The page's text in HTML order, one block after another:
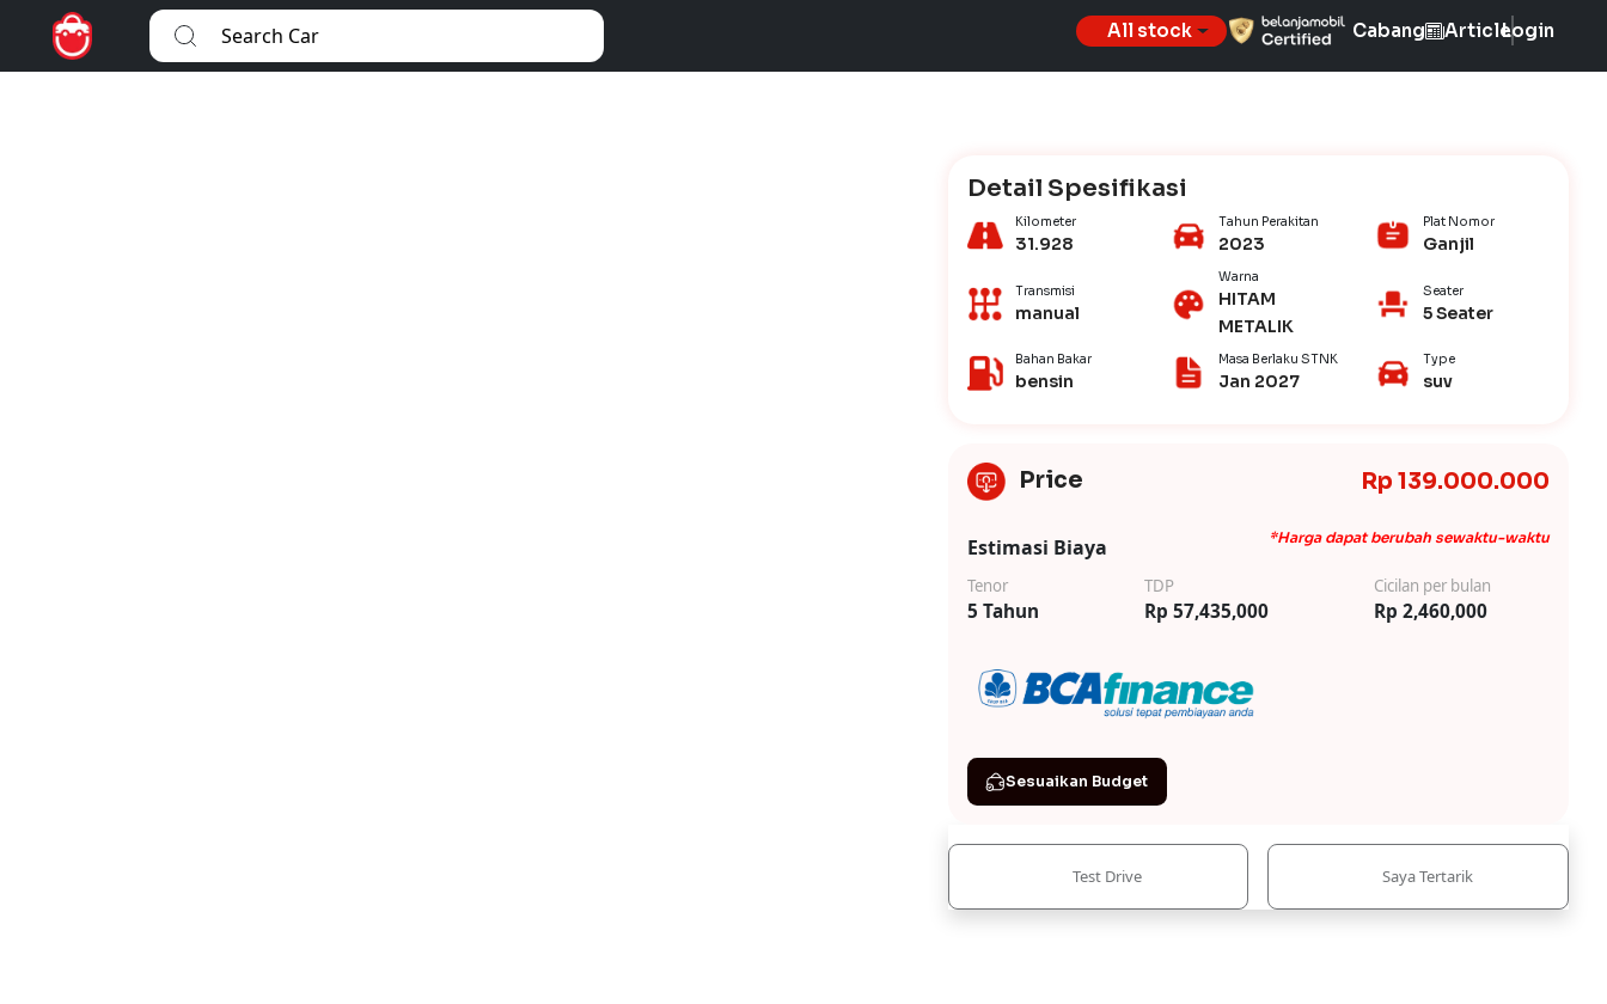
All stock Cabang ArticleLogin
Detail Spesifikasi
Kilometer
31.928
Tahun Perakitan
2023
Plat Nomor
Ganjil
Transmisi
manual
Warna
HITAM
METALIK
Seater
5 Seater
Bahan Bakar
bensin
Masa Berlaku STNK
Jan 2027
Type
suv
Price Rp 139.000.000
Estimasi Biaya *Harga dapat berubah sewaktu-waktu
Tenor
5 Tahun
TDP
Rp 57,435,000
Cicilan per bulan
Rp 2,460,000
Sesuaikan Budget
Test Drive Saya Tertarik